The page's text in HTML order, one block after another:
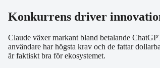
Konkurrens driver
Claude växer markant bland betalande
användare har högsta krav och de fattar
är faktiskt bra för ekosystemet.